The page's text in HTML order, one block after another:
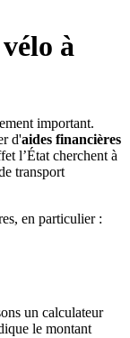
à
important.
d'aides financières
l’État cherchent à
transport
en particulier :
un calculateur
le montant